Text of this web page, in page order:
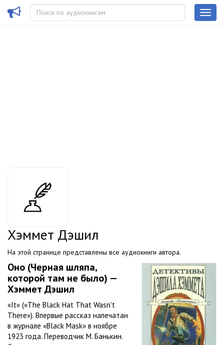
Хэммет Дэшил
На этой странице представлены все аудиокниги автора.
Оно (Черная шляпа,
которой там не было) —
Хэммет Дэшил
«It» («The Black Hat That Wasn't
There»). Впервые рассказ напечатан
в журнале «Black Mask» в ноябре
1923 года. Переводчик М. Банькин.